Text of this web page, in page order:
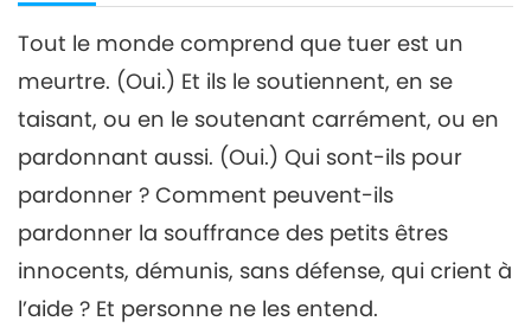
31:22
partie 4/8
Entre Maître et disciples 2021-12-23 5036Vues
5
Les prêtres catholiques
devraient prêcher le véritable
Évangile du Seigneur Jésus,
Entre Maître et disciples
6
Les prêtres catholiques
devraient prêcher le véritable
Évangile du Seigneur Jésus,
Tout le monde comprend que tuer est un
meurtre. (Oui.) Et ils le soutiennent, en se
taisant, ou en le soutenant carrément, ou en
pardonnant aussi. (Oui.) Qui sont-ils pour
pardonner ? Comment peuvent-ils
pardonner la souffrance des petits êtres
innocents, démunis, sans défense, qui crient à
l’aide ? Et personne ne les entend.